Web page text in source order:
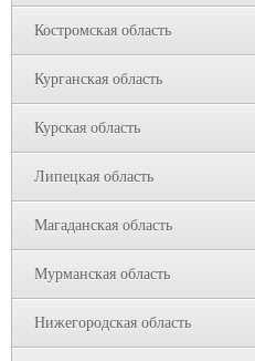
Костромская область
Курганская область
Курская область
Липецкая область
Магаданская область
Мурманская область
Нижегородская область